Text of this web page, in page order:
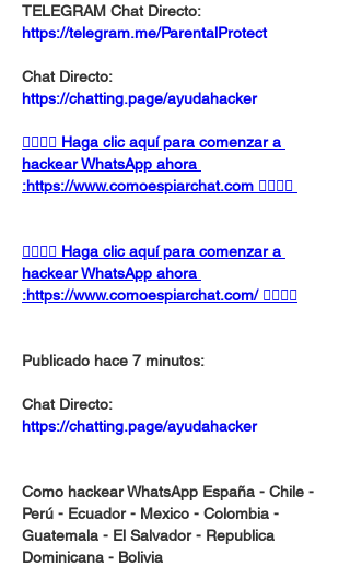
TELEGRAM Chat Directo:
https://telegram.me/ParentalProtect
Chat Directo:
https://chatting.page/ayudahacker
👉🏻👉🏻 Haga clic aquí para comenzar a
hackear WhatsApp ahora
:https://www.comoespiarchat.com 👈🏻👈🏻
👉🏻👉🏻 Haga clic aquí para comenzar a
hackear WhatsApp ahora
:https://www.comoespiarchat.com/ 👈🏻👈🏻
Publicado hace 7 minutos:
Chat Directo:
https://chatting.page/ayudahacker
Como hackear WhatsApp España - Chile -
Perú - Ecuador - Mexico - Colombia -
Guatemala - El Salvador - Republica
Dominicana - Bolivia